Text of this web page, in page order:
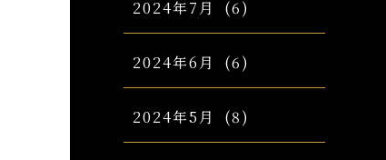
2024年7月 (6)
2024年6月 (6)
2024年5月 (8)